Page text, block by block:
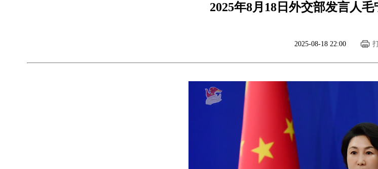
2025年8月18日外交部发言人
2025-08-18 22:00